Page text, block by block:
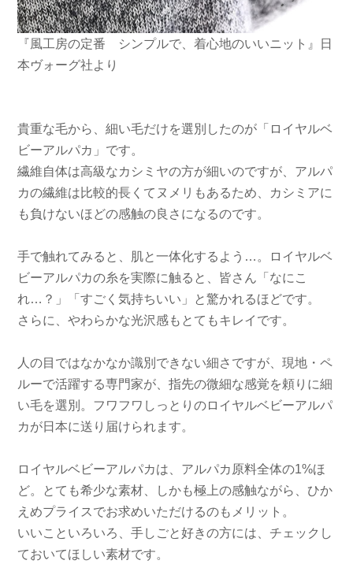
『風工房の定番 シンプルで、着心地のいいニット』日
本ヴォーグ社より
貴重な毛から、細い毛だけを選別したのが「ロイヤルベ
ビーアルパカ」です。
繊維自体は高級なカシミヤの方が細いのですが、アルパ
カの繊維は比較的長くてヌメリもあるため、カシミアに
も負けないほどの感触の良さになるのです。
手で触れてみると、肌と一体化するよう…。ロイヤルベ
ビーアルパカの糸を実際に触ると、皆さん「なにこ
れ…？」「すごく気持ちいい」と驚かれるほどです。
さらに、やわらかな光沢感もとてもキレイです。
人の目ではなかなか識別できない細さですが、現地・ペ
ルーで活躍する専門家が、指先の微細な感覚を頼りに細
い毛を選別。フワフワしっとりのロイヤルベビーアルパ
カが日本に送り届けられます。
ロイヤルベビーアルパカは、アルパカ原料全体の1%ほ
ど。とても希少な素材、しかも極上の感触ながら、ひか
えめプライスでお求めいただけるのもメリット。
いいこといろいろ、手しごと好きの方には、チェックし
ておいてほしい素材です。